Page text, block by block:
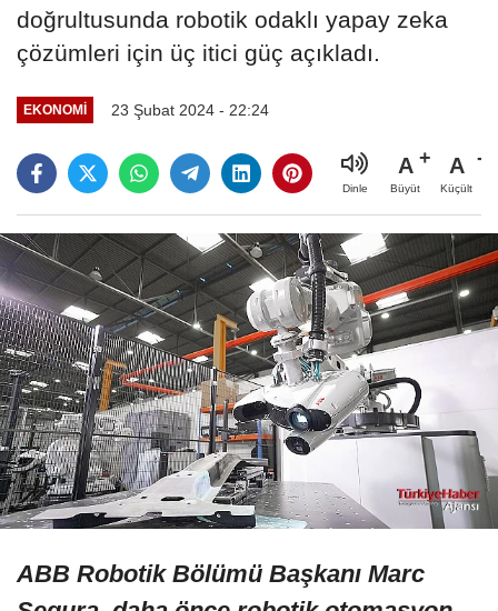
doğrultusunda robotik odaklı yapay zeka
çözümleri için üç itici güç açıkladı.
EKONOMI 23 Şubat 2024 - 22:24
Dinle
A
Büyüt
A
Küçült
ABB Robotik Bölümü Başkanı Marc